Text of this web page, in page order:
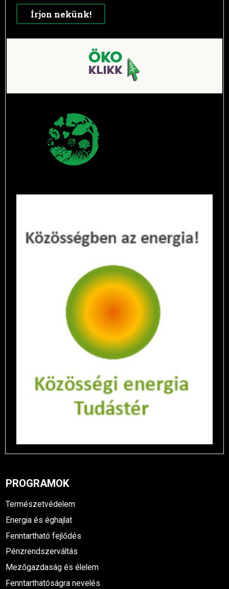
Írjon nekünk!
PROGRAMOK
Természetvédelem
Energia és éghajlat
Fenntartható fejlődés
Pénzrendszerváltás
Mezőgazdaság és élelem
Fenntarthatóságra nevelés